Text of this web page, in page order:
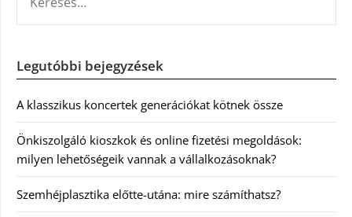
Legutóbbi bejegyzések
A klasszikus koncertek generációkat kötnek össze
Önkiszolgáló kioszkok és online fizetési megoldások:
milyen lehetőségeik vannak a vállalkozásoknak?
Szemhéjplasztika előtte-utána: mire számíthatsz?